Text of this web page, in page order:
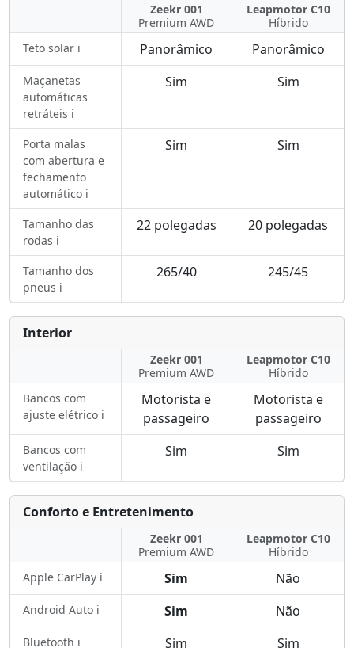
Zeekr 001
Premium AWD
Leapmotor C10
Híbrido
Teto solar ℹ️
Panorâmico Panorâmico
Maçanetas
automáticas
retráteis ℹ️
Sim Sim
Porta malas
com abertura e
fechamento
automático ℹ️
Sim Sim
Tamanho das
rodas ℹ️
22 polegadas 20 polegadas
Tamanho dos
pneus ℹ️
265/40 245/45
Interior
Zeekr 001
Premium AWD
Leapmotor C10
Híbrido
Bancos com
ajuste elétrico ℹ️
Motorista e
passageiro
Motorista e
passageiro
Bancos com
ventilação ℹ️
Sim Sim
Conforto e Entretenimento
Zeekr 001
Premium AWD
Leapmotor C10
Híbrido
Apple CarPlay ℹ️
Sim Não
Android Auto ℹ️ Sim Não
Bluetooth ℹ️ Sim Sim